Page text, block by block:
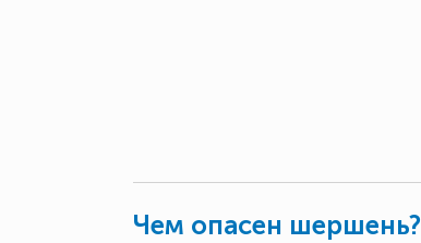
Чем опасен шершень?